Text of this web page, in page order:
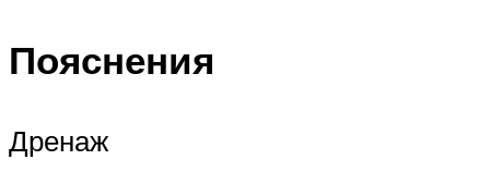
Пояснения
Дренаж